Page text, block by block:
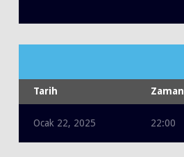
Tarih Zaman
Ocak 22, 2025 22:00